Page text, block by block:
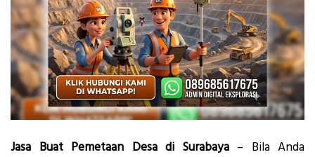
Jasa Buat Pemetaan Desa di Surabaya– Bila Anda